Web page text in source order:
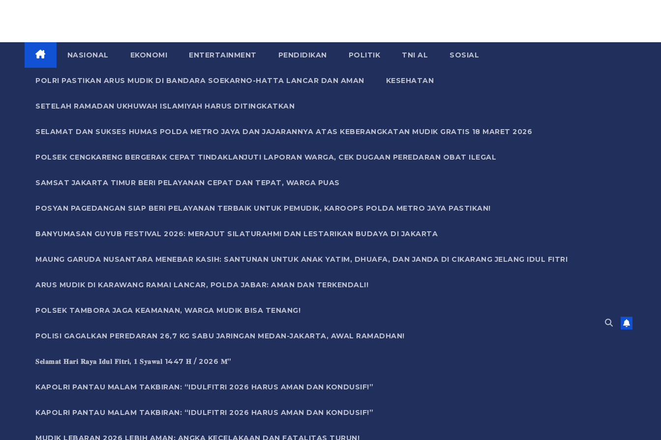
NASIONAL EKONOMI ENTERTAINMENT PENDIDIKAN POLITIK TNI AL SOSIAL
POLRI PASTIKAN ARUS MUDIK DI BANDARA SOEKARNO-HATTA LANCAR DAN AMAN KESEHATAN
SETELAH RAMADAN UKHUWAH ISLAMIYAH HARUS DITINGKATKAN
SELAMAT DAN SUKSES HUMAS POLDA METRO JAYA DAN JAJARANNYA ATAS KEBERANGKATAN MUDIK GRATIS 18 MARET 2026
POLSEK CENGKARENG BERGERAK CEPAT TINDAKLANJUTI LAPORAN WARGA, CEK DUGAAN PEREDARAN OBAT ILEGAL
SAMSAT JAKARTA TIMUR BERI PELAYANAN CEPAT DAN TEPAT, WARGA PUAS
POSYAN PAGEDANGAN SIAP BERI PELAYANAN TERBAIK UNTUK PEMUDIK, KAROOPS POLDA METRO JAYA PASTIKAN!
BANYUMASAN GUYUB FESTIVAL 2026: MERAJUT SILATURAHMI DAN LESTARIKAN BUDAYA DI JAKARTA
MAUNG GARUDA NUSANTARA MENEBAR KASIH: SANTUNAN UNTUK ANAK YATIM, DHUAFA, DAN JANDA DI CIKARANG JELANG IDUL FITRI
ARUS MUDIK DI KARAWANG RAMAI LANCAR, POLDA JABAR: AMAN DAN TERKENDALI!
POLSEK TAMBORA JAGA KEAMANAN, WARGA MUDIK BISA TENANG!
POLISI GAGALKAN PEREDARAN 26,7 KG SABU JARINGAN MEDAN-JAKARTA, AWAL RAMADHAN!
𝐒𝐞𝐥𝐚𝐦𝐚𝐭 𝐇𝐚𝐫𝐢 𝐑𝐚𝐲𝐚 𝐈𝐝𝐮𝐥 𝐅𝐢𝐭𝐫𝐢, 𝟏 𝐒𝐲𝐚𝐰𝐚𝐥 1447 𝐇 / 2026 𝐌”
KAPOLRI PANTAU MALAM TAKBIRAN: “IDULFITRI 2026 HARUS AMAN DAN KONDUSIF!”
KAPOLRI PANTAU MALAM TAKBIRAN: “IDULFITRI 2026 HARUS AMAN DAN KONDUSIF!”
MUDIK LEBARAN 2026 LEBIH AMAN: ANGKA KECELAKAAN DAN FATALITAS TURUN!